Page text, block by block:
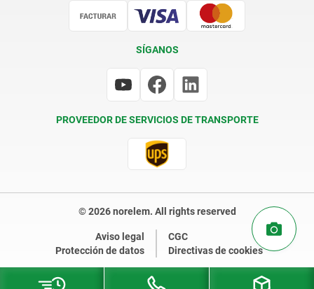
SÍGANOS
PROVEEDOR DE SERVICIOS DE TRANSPORTE
© 2026 norelem. All rights reserved
Aviso legal
CGC
Protección de datos
Directivas de cookies